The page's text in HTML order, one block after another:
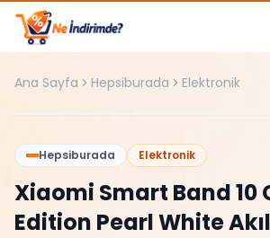
Ana içeriğe atla
Ana Sayfa Hepsiburada Elektronik
%3
Hepsiburada Elektronik
Xiaomi Smart Band 10
Edition Pearl White